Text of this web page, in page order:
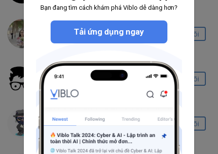
Doan Thi Hanh
581
Theo dõi
Khanh
Theo dõi
Nguyễn Văn Thịnh
Theo dõi
Bạn đang tìm cách khám phá Viblo dễ dàng hơn?
Tải ứng dụng ngay